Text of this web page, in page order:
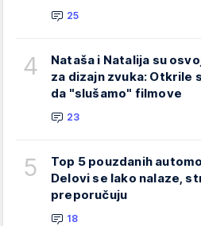
25
4
Nataša i Natalija su
za dizajn zvuka: Otkrile
da "slušamo" filmove
23
5
Top 5 pouzdanih
Delovi se lako nalaze,
preporučuju
18